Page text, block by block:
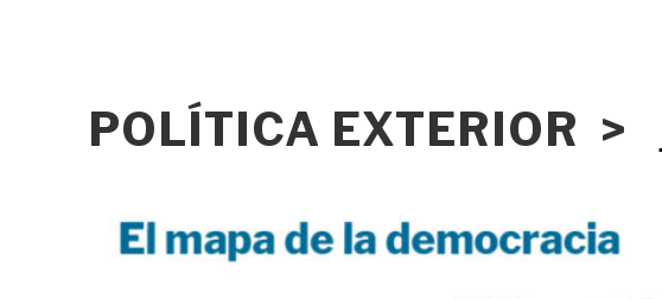
POLÍTICA EXTERIOR >